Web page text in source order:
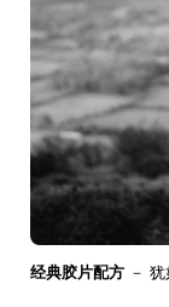
经典胶片配方 －